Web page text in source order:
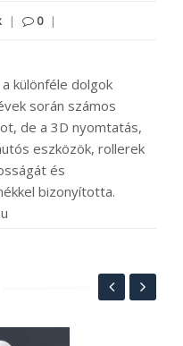
| 0 |
különféle dolgok
során számos
de a 3D nyomtatás,
eszközök, rollerek
és
bizonyította.